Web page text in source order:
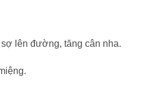
lên đường, tăng cân nha.